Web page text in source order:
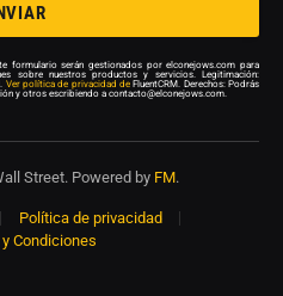
formulario serán gestionados por elconejows.com para
sobre nuestros productos y servicios. Legitimación:
Ver política de privacidad de FluentCRM. Derechos: Podrás
y otros escribiendo a contacto@elconejows.com.
Street. Powered by FM.
Política de privacidad
Condiciones